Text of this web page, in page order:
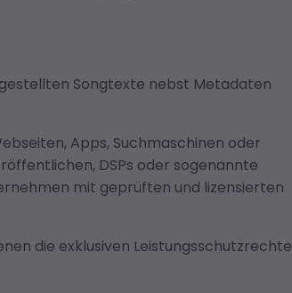
Songtexte nebst Metadaten
Apps, Suchmaschinen oder
DSPs oder sogenannte
mit geprüften und lizensierten
die exklusiven Leistungsschutzrechte